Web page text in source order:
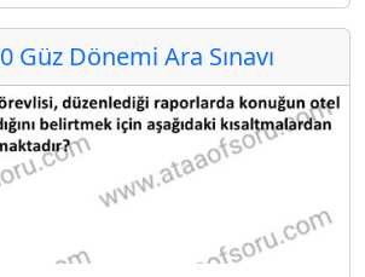
Güz Dönemi Ara Sınavı